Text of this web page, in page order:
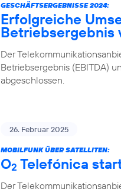
GESCHÄFTSERGEBNISSE 2024:
Erfolgreiche
Betriebsergebnis
Der
Betriebsergebnis (EBITDA)
abgeschlossen.
26. Februar 2025
MOBILFUNK ÜBER SATELLITEN:
O2 Telefónica
Der